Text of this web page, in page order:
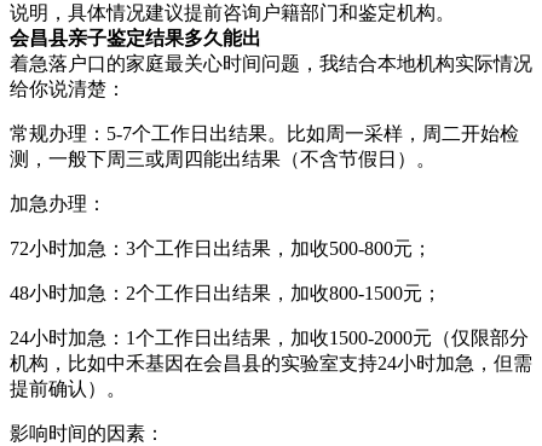
说明，具体情况建议提前咨询户籍部门和鉴定机构。
会昌县亲子鉴定结果多久能出
着急落户口的家庭最关心时间问题，我结合本地机构实际情况
给你说清楚：
常规办理：5-7个工作日出结果。比如周一采样，周二开始检
测，一般下周三或周四能出结果（不含节假日）。
加急办理：
72小时加急：3个工作日出结果，加收500-800元；
48小时加急：2个工作日出结果，加收800-1500元；
24小时加急：1个工作日出结果，加收1500-2000元（仅限部分
机构，比如中禾基因在会昌县的实验室支持24小时加急，但需
提前确认）。
影响时间的因素：